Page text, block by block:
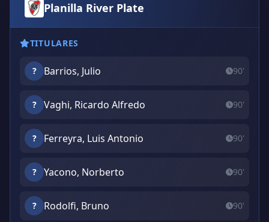
Planilla River Plate
TITULARES
? Barrios, Julio 90'
? Vaghi, Ricardo Alfredo 90'
? Ferreyra, Luis Antonio 90'
? Yacono, Norberto 90'
? Rodolfi, Bruno 90'